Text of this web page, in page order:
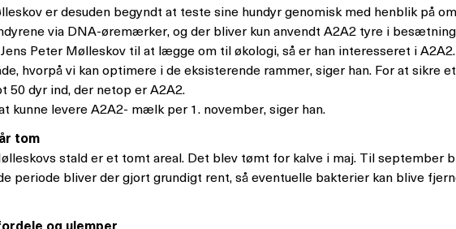
er desuden begyndt at teste sine hundyr genomisk med henblik på
via DNA-øremærker, og der bliver kun anvendt A2A2 tyre i
Peter Mølleskov til at lægge om til økologi, så er han interesseret i A2A2.
hvorpå vi kan optimere i de eksisterende rammer, siger han. For at sikre
50 dyr ind, der netop er A2A2.
kunne levere A2A2- mælk per 1. november, siger han.
tom
stald er et tomt areal. Det blev tømt for kalve i maj. Til september
periode bliver der gjort grundigt rent, så eventuelle bakterier kan blive
og ulemper